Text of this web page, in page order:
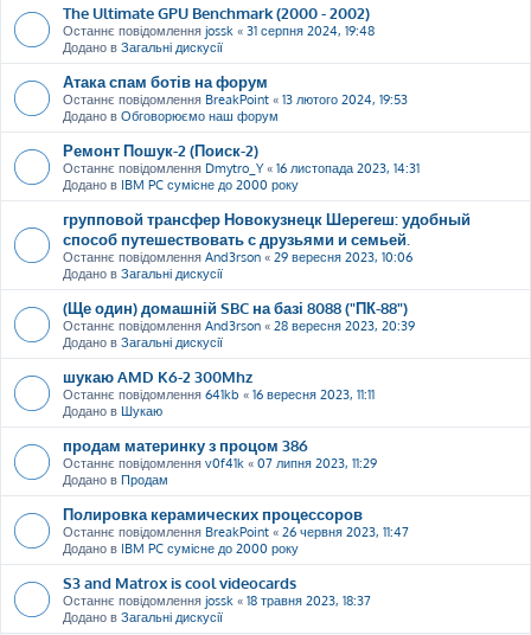
The Ultimate GPU Benchmark (2000 - 2002)
Останнє повідомлення jossk « 31 серпня 2024, 19:48
Додано в Загальні дискусії
Атака спам ботів на форум
Останнє повідомлення BreakPoint « 13 лютого 2024, 19:53
Додано в Обговорюємо наш форум
Ремонт Пошук-2 (Поиск-2)
Останнє повідомлення Dmytro_Y« 16 листопада 2023, 14:31
Додано в IBM PC сумісне до 2000 року
групповой трансфер Новокузнецк Шерегеш: удобный
способ путешествовать с друзьями и семьей.
Останнє повідомлення And3rson « 29 вересня 2023, 10:06
Додано в Загальні дискусії
(Ще один) домашній SBC на базі 8088 ("ПК-88")
Останнє повідомлення And3rson « 28 вересня 2023, 20:39
Додано в Загальні дискусії
шукаю AMD K6-2 300Mhz
Останнє повідомлення 641kb « 16 вересня 2023, 11:11
Додано в Шукаю
продам материнку з процом 386
Останнє повідомлення v0f41k « 07 липня 2023, 11:29
Додано в Продам
Полировка керамических процессоров
Останнє повідомлення BreakPoint « 26 червня 2023, 11:47
Додано в IBM PC сумісне до 2000 року
S3 and Matrox is cool videocards
Останнє повідомлення jossk « 18 травня 2023, 18:37
Додано в Загальні дискусії